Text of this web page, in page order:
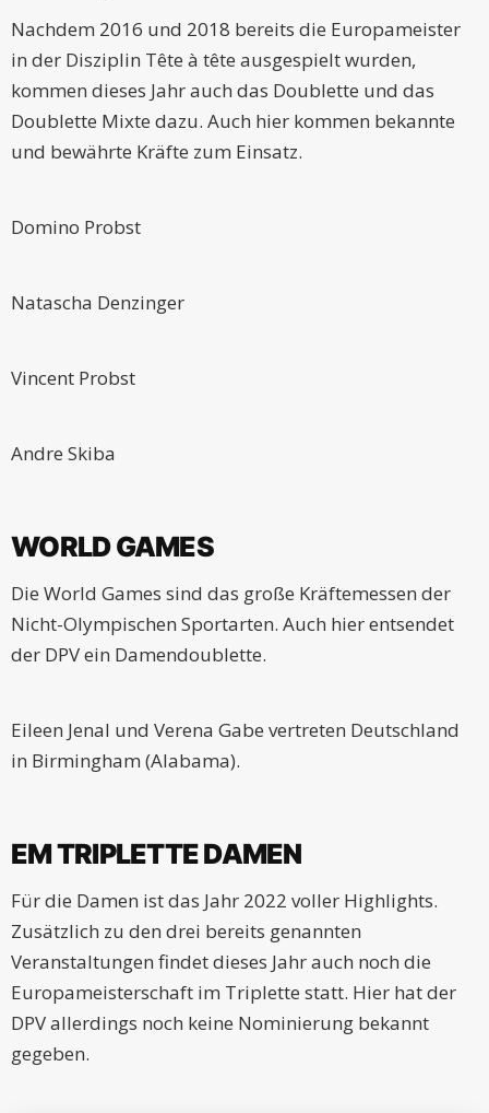
Nachdem 2016 und 2018 bereits die Europameister
in der Disziplin Tête à tête ausgespielt wurden,
kommen dieses Jahr auch das Doublette und das
Doublette Mixte dazu. Auch hier kommen bekannte
und bewährte Kräfte zum Einsatz.
Domino Probst
Natascha Denzinger
Vincent Probst
Andre Skiba
WORLD GAMES
Die World Games sind das große Kräftemessen der
Nicht-Olympischen Sportarten. Auch hier entsendet
der DPV ein Damendoublette.
Eileen Jenal und Verena Gabe vertreten Deutschland
in Birmingham (Alabama).
EM TRIPLETTE DAMEN
Für die Damen ist das Jahr 2022 voller Highlights.
Zusätzlich zu den drei bereits genannten
Veranstaltungen findet dieses Jahr auch noch die
Europameisterschaft im Triplette statt. Hier hat der
DPV allerdings noch keine Nominierung bekannt
gegeben.